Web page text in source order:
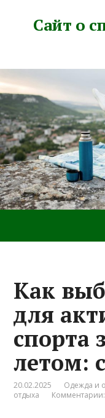
Сайт о
Как
для
спорта
летом:
20.02.2025
Одежда и
отдыха